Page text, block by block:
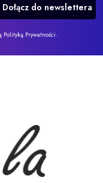
Dołącz do newslettera
Prywatności.